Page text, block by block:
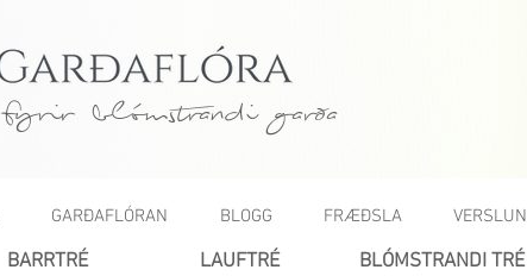
fyrir blómstrandi garða
GARÐAFLÓRAN BLOGG FRÆÐSLA VERSLUN
BARRTRÉ LAUFTRÉ BLÓMSTRANDI TRÉ